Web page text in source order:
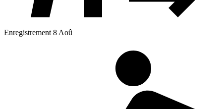
Enregistrement 8 Aoû